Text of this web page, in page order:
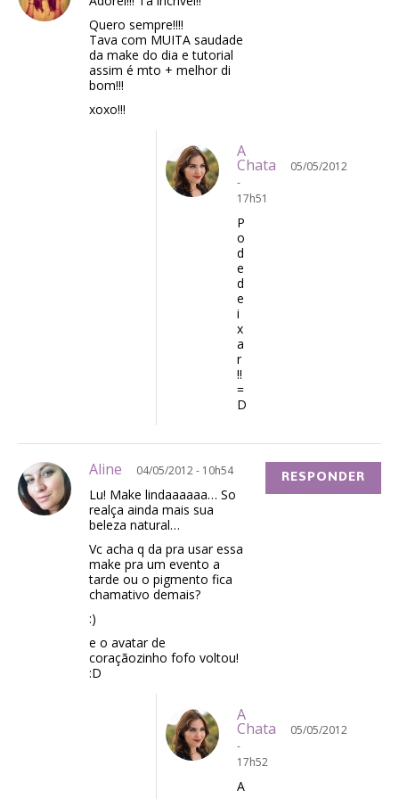
Quero sempre!!!!
Tava com MUITA saudade
da make do dia e tutorial
assim é mto + melhor di
bom!!!
xoxo!!!
A
Chata
05/05/2012
-
17h51
P
o
d
e
d
e
i
x
a
r
!!
=
D
Aline 04/05/2012 - 10h54
Lu! Make lindaaaaaa… So
realça ainda mais sua
beleza natural…
Vc acha q da pra usar essa
make pra um evento a
tarde ou o pigmento fica
chamativo demais?
:)
e o avatar de
coraçãozinho fofo voltou!
:D
RESPONDER
A
Chata
05/05/2012
-
17h52
A